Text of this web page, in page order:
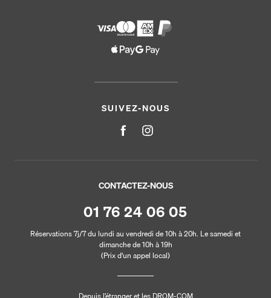
SUIVEZ-NOUS
CONTACTEZ-NOUS
01 76 24 06 05
Réservations 7j/7 du lundi au vendredi de 10h à 20h. Le samedi et
dimanche de 10h à 19h
(Prix d'un appel local)
Depuis l’étranger et les DROM-COM